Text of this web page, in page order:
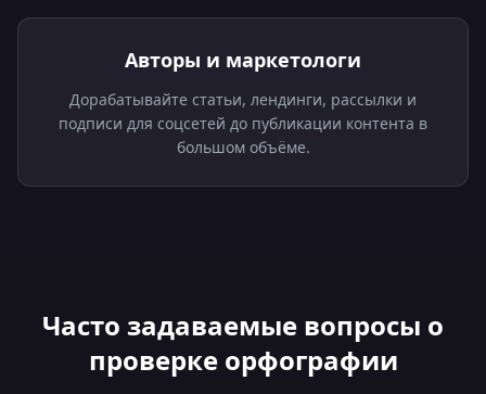
Авторы и маркетологи
Дорабатывайте статьи, лендинги, рассылки и
подписи для соцсетей до публикации контента в
большом объёме.
Часто задаваемые вопросы о
проверке орфографии